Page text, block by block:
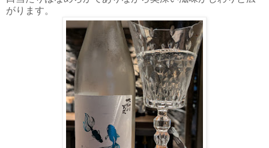
がります。